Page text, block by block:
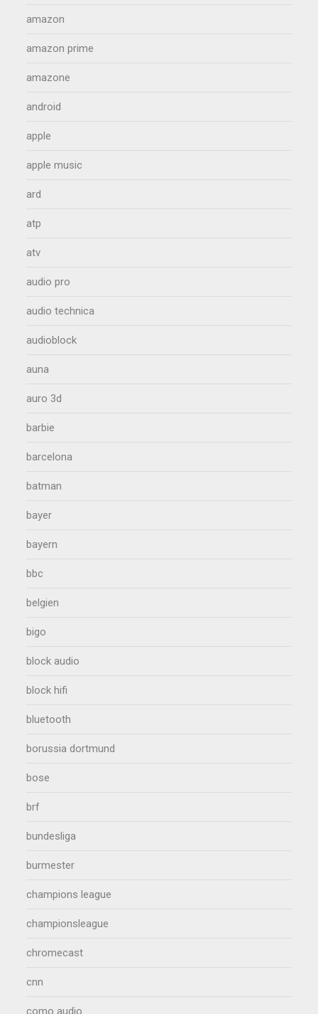
amazon
amazon prime
amazone
android
apple
apple music
ard
atp
atv
audio pro
audio technica
audioblock
auna
auro 3d
barbie
barcelona
batman
bayer
bayern
bbc
belgien
bigo
block audio
block hifi
bluetooth
borussia dortmund
bose
brf
bundesliga
burmester
champions league
championsleague
chromecast
cnn
como audio